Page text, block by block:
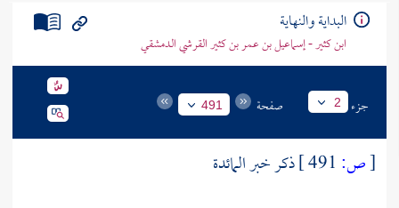
البداية والنهاية
ابن كثير - إسماعيل بن عمر بن كثير القرشي الدمشقي
جزء 2 صفحة 491
[ص:
ذكر خبر المائدة